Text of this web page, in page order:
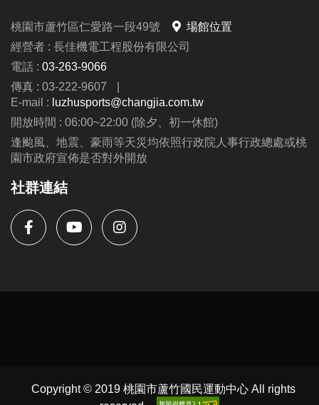
-FB : 桃園市蘆竹國民運動中心
-IG : @luzhusports
桃園市蘆竹區仁愛路一段49號
場館位置
經營者 : 長佳機電工程股份有限公司
電話 : 03-263-9066
傳真 : 03-222-9607
|
E-mail : luzhusports@changjia.com.tw
開放時間 : 06:00~22:00 (除夕、初一休館)
逢颱風、地震、豪雨等天災均依照行政院人事行政總處或桃
園市政府宣佈是否對外開放
社群連結
Copyright © 2019 桃園市蘆竹國民運動中心 All rights